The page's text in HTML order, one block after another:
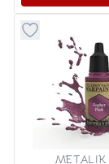
Dugme za
METALIK